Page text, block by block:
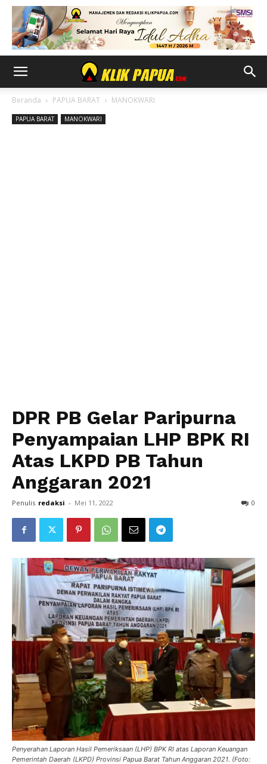
Beranda PAPUA BARAT MANOKWARI
PAPUA BARAT MANOKWARI
DPR PB Gelar Paripurna
Penyampaian LHP BPK RI
Atas LKPD PB Tahun
Anggaran 2021
Penulis redaksi - Mei 11, 2022 0
Penyerahan Laporan Hasil Pemeriksaan (LHP) BPK RI atas Laporan Keuangan
Pemerintah Daerah (LKPD) Provinsi Papua Barat Tahun Anggaran 2021. (Foto: